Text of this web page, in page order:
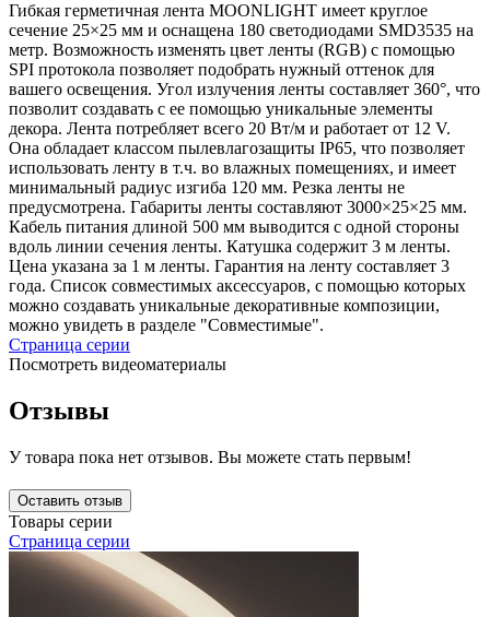
Гибкая герметичная лента MOONLIGHT имеет круглое
сечение 25×25 мм и оснащена 180 светодиодами SMD3535 на
метр. Возможность изменять цвет ленты (RGB) с помощью
SPI протокола позволяет подобрать нужный оттенок для
вашего освещения. Угол излучения ленты составляет 360°, что
позволит создавать с ее помощью уникальные элементы
декора. Лента потребляет всего 20 Вт/м и работает от 12 V.
Она обладает классом пылевлагозащиты IP65, что позволяет
использовать ленту в т.ч. во влажных помещениях, и имеет
минимальный радиус изгиба 120 мм. Резка ленты не
предусмотрена. Габариты ленты составляют 3000×25×25 мм.
Кабель питания длиной 500 мм выводится с одной стороны
вдоль линии сечения ленты. Катушка содержит 3 м ленты.
Цена указана за 1 м ленты. Гарантия на ленту составляет 3
года. Список совместимых аксессуаров, с помощью которых
можно создавать уникальные декоративные композиции,
можно увидеть в разделе "Совместимые".
Страница серии
Посмотреть видеоматериалы
Отзывы
У товара пока нет отзывов. Вы можете стать первым!
Оставить отзыв
Товары серии
Страница серии